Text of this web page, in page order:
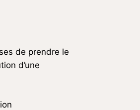
de prendre le
d’une